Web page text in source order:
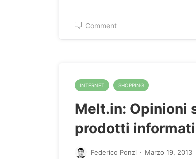
Comment
INTERNET SHOPPING
Melt.in: Opinioni
prodotti
Federico Ponzi · Marzo 19, 2013